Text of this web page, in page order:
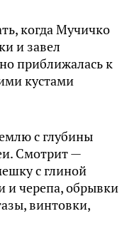
когда Мучичко
и завел
приближалась к
кустами
с глубины
Смотрит —
с глиной
и черепа, обрывки
винтовки,